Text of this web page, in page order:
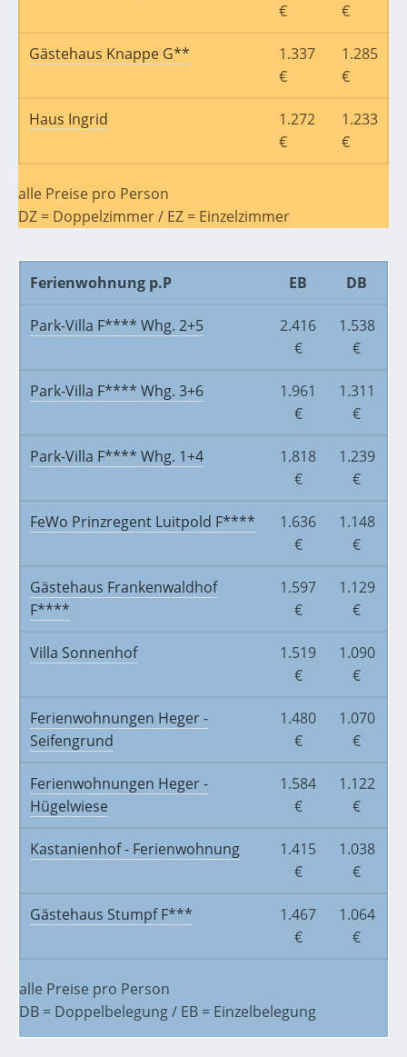
€
€
Gästehaus Knappe G**
1.337
€
1.285
€
Haus Ingrid
1.272
€
1.233
€
alle Preise pro Person
DZ = Doppelzimmer / EZ = Einzelzimmer
Ferienwohnung p.P EB DB
Park-Villa F**** Whg. 2+5
2.416
€
1.538
€
Park-Villa F**** Whg. 3+6
1.961
€
1.311
€
Park-Villa F**** Whg. 1+4
1.818
€
1.239
€
FeWo Prinzregent Luitpold F****
1.636
€
1.148
€
Gästehaus Frankenwaldhof
F****
1.597
€
1.129
€
Villa Sonnenhof
1.519
€
1.090
€
Ferienwohnungen Heger -
Seifengrund
1.480
€
1.070
€
Ferienwohnungen Heger -
Hügelwiese
1.584
€
1.122
€
Kastanienhof - Ferienwohnung
1.415
€
1.038
€
Gästehaus Stumpf F***
1.467
€
1.064
€
alle Preise pro Person
DB = Doppelbelegung / EB = Einzelbelegung